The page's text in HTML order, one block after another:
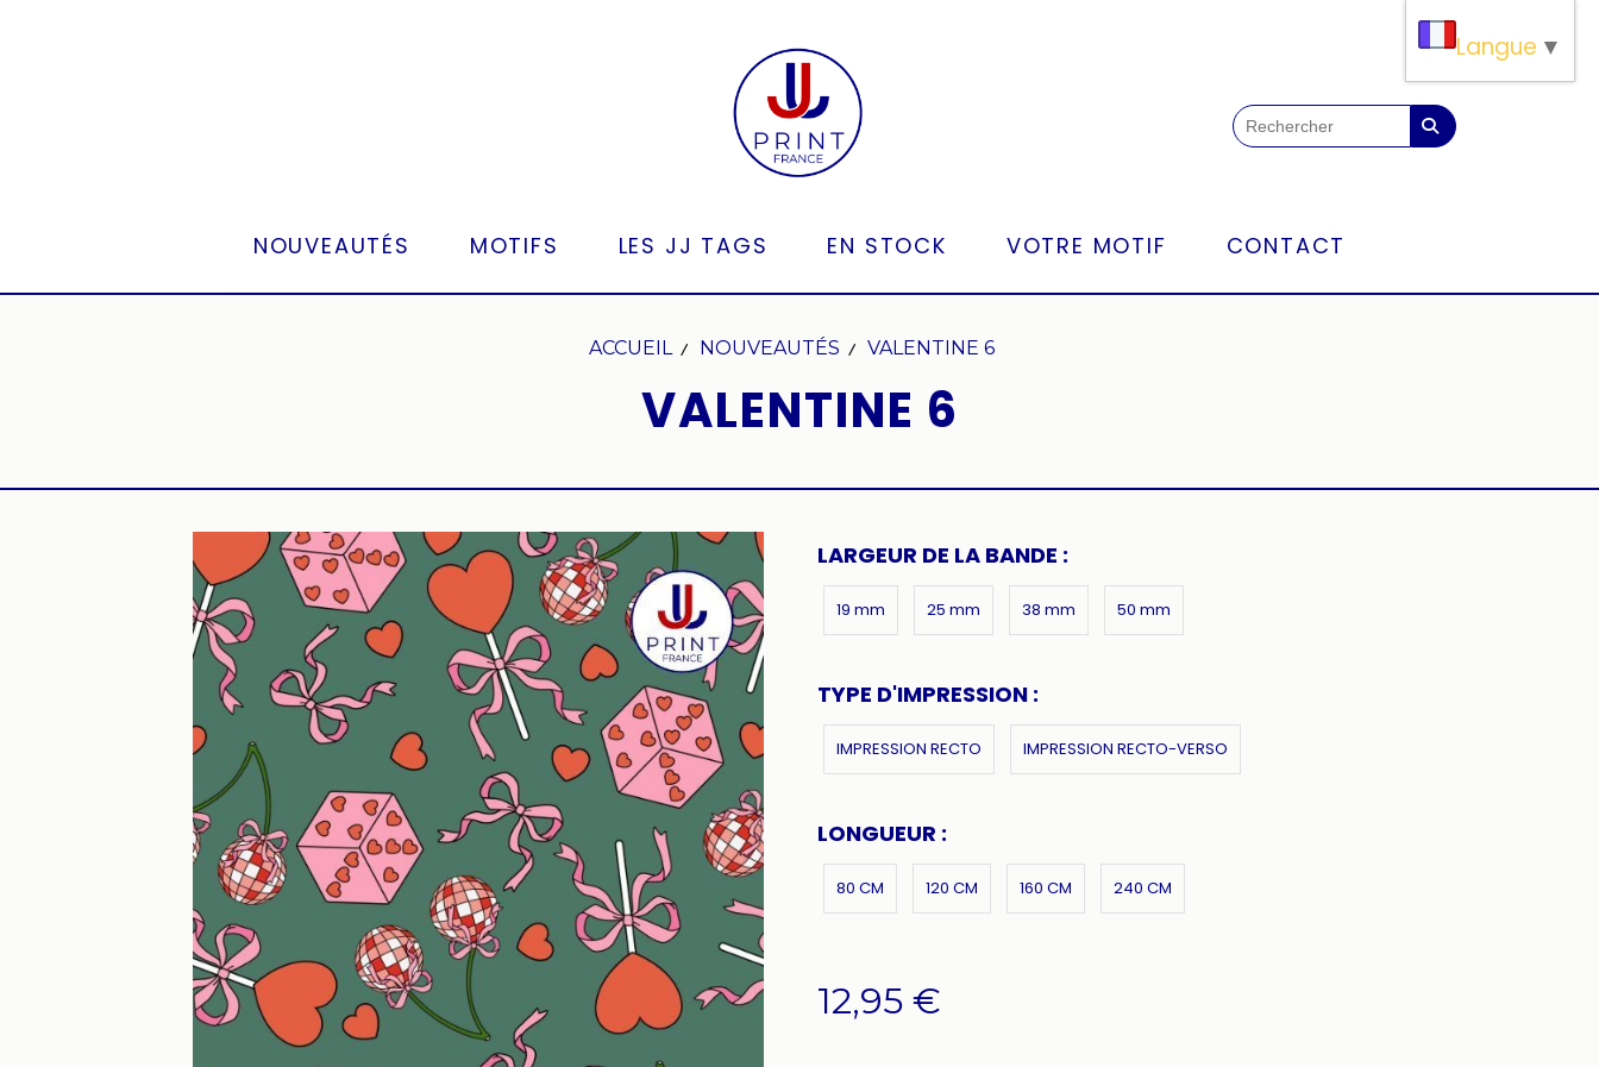
NOUVEAUTÉS MOTIFS LES JJ TAGS EN STOCK VOTRE MOTIF CONTACT
ACCUEIL NOUVEAUTÉS VALENTINE 6
VALENTINE 6
LARGEUR DE LA BANDE :
19 mm 25 mm 38 mm 50 mm
TYPE D'IMPRESSION :
IMPRESSION RECTO IMPRESSION RECTO-VERSO
LONGUEUR :
80 CM 120 CM 160 CM 240 CM
12,95 €
Langue ▼